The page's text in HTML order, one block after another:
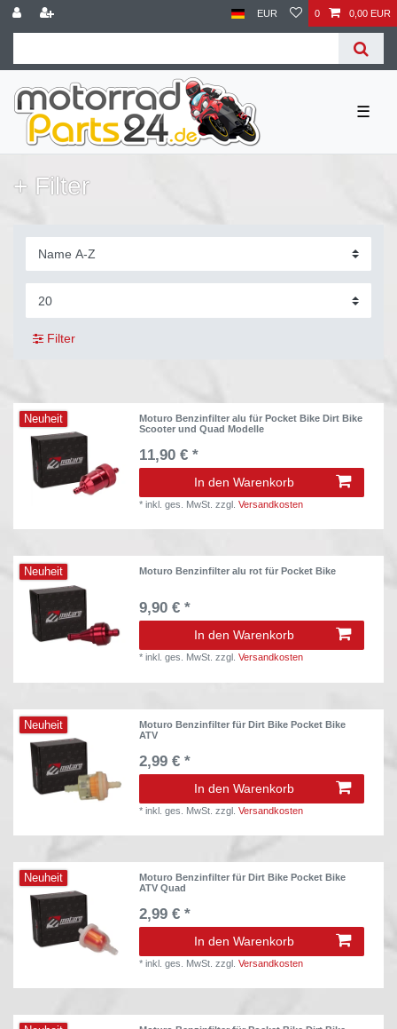
EUR 0 0,00 EUR
☰
+ Filter
Filter
Neuheit
Moturo Benzinfilter alu für Pocket Bike Dirt Bike
Scooter und Quad Modelle
11,90 € *
In den Warenkorb
*inkl. ges. MwSt. zzgl.Versandkosten
Neuheit Moturo Benzinfilter alu rot für Pocket Bike
9,90 € *
In den Warenkorb
*inkl. ges. MwSt. zzgl.Versandkosten
Neuheit
Moturo Benzinfilter für Dirt Bike Pocket Bike
ATV
2,99 € *
In den Warenkorb
*inkl. ges. MwSt. zzgl.Versandkosten
Neuheit
Moturo Benzinfilter für Dirt Bike Pocket Bike
ATV Quad
2,99 € *
In den Warenkorb
*inkl. ges. MwSt. zzgl.Versandkosten